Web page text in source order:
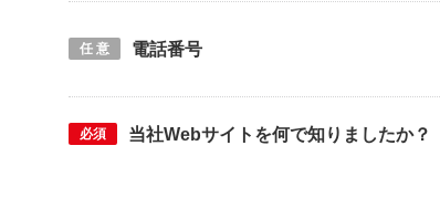
任 意 電話番号
必須 当社Webサイトを何で知りましたか？